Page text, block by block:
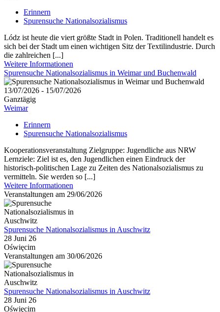
Erinnern
Spurensuche Nationalsozialismus
Lódz ist heute die viert größte Stadt in Polen. Traditionell handelt es
sich bei der Stadt um einen wichtigen Sitz der Textilindustrie. Durch
die zahlreichen [...]
Weitere Informationen
Spurensuche Nationalsozialismus in Weimar und Buchenwald
13/07/2026 - 15/07/2026
Ganztägig
Weimar
Erinnern
Spurensuche Nationalsozialismus
Kooperationsveranstaltung Zielgruppe: Jugendliche aus NRW
Lernziele: Ziel ist es, den Jugendlichen einen Eindruck der
historisch-politischen Lage zu Zeiten des Nationalsozialismus zu
vermitteln. Sie werden so [...]
Weitere Informationen
Veranstaltungen am 29/06/2026
Spurensuche Nationalsozialismus in Auschwitz
28 Juni 26
Oświęcim
Veranstaltungen am 30/06/2026
Spurensuche Nationalsozialismus in Auschwitz
28 Juni 26
Oświęcim